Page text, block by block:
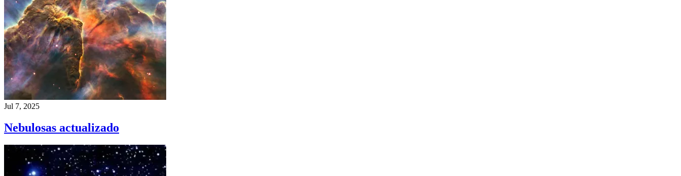
Jul 7, 2025
Nebulosas actualizado